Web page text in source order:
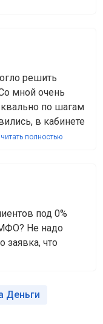
решить
мной очень
по шагам
в кабинете
читать полностью
под 0%
Не надо
заявка, что
Деньги